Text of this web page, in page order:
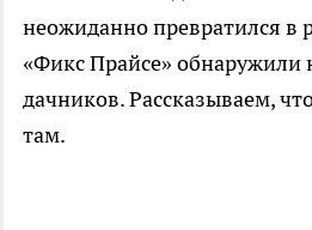
неожиданно превратился в
«Фикс Прайсе» обнаружили
дачников. Рассказываем,
там.